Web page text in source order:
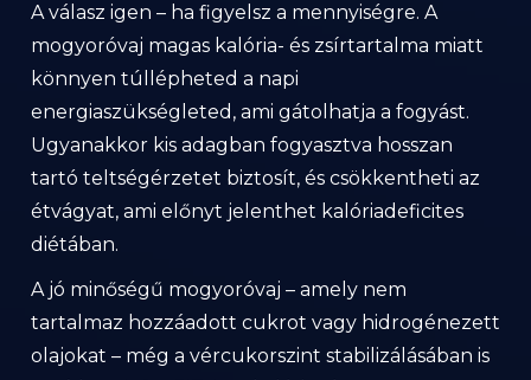
A válasz igen – ha figyelsz a mennyiségre. A
mogyoróvaj magas kalória- és zsírtartalma miatt
könnyen túllépheted a napi
energiaszükségleted, ami gátolhatja a fogyást.
Ugyanakkor kis adagban fogyasztva hosszan
tartó teltségérzetet biztosít, és csökkentheti az
étvágyat, ami előnyt jelenthet kalóriadeficites
diétában.
A jó minőségű mogyoróvaj – amely nem
tartalmaz hozzáadott cukrot vagy hidrogénezett
olajokat – még a vércukorszint stabilizálásában is